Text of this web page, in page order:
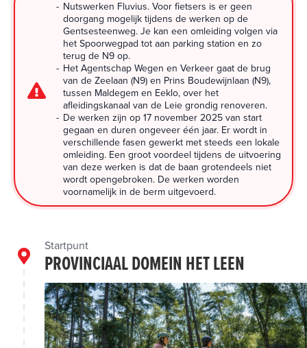
Nutswerken Fluvius. Voor fietsers is er geen
doorgang mogelijk tijdens de werken op de
Gentsesteenweg. Je kan een omleiding volgen via
het Spoorwegpad tot aan parking station en zo
terug de N9 op.
Het Agentschap Wegen en Verkeer gaat de brug
van de Zeelaan (N9) en Prins Boudewijnlaan (N9),
tussen Maldegem en Eeklo, over het
afleidingskanaal van de Leie grondig renoveren.
De werken zijn op 17 november 2025 van start
gegaan en duren ongeveer één jaar. Er wordt in
verschillende fasen gewerkt met steeds een lokale
omleiding. Een groot voordeel tijdens de uitvoering
van deze werken is dat de baan grotendeels niet
wordt opengebroken. De werken worden
voornamelijk in de berm uitgevoerd.
Startpunt
PROVINCIAAL DOMEIN HET LEEN